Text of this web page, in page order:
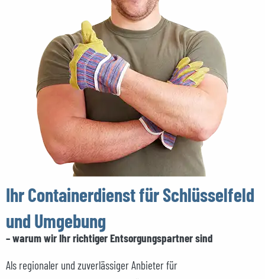
Ihr Containerdienst für Schlüsselfeld
und Umgebung
– warum wir Ihr richtiger Entsorgungspartner sind
Als regionaler und zuverlässiger Anbieter für